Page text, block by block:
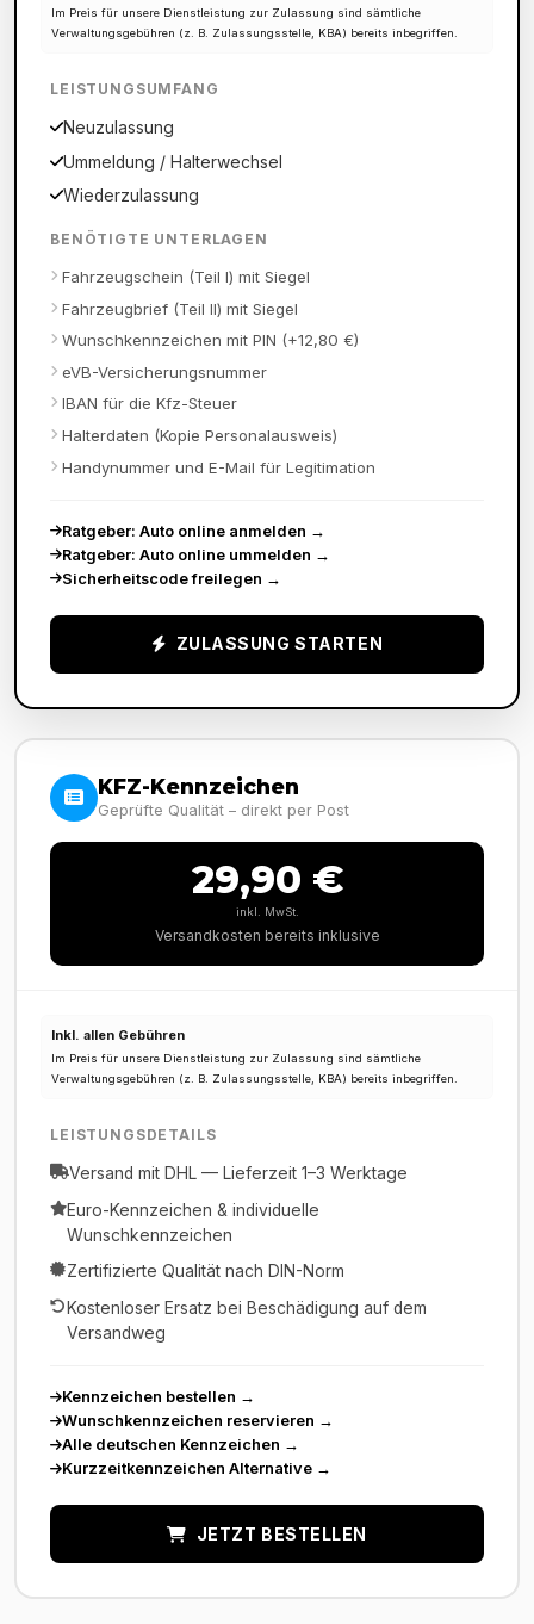
Im Preis für unsere Dienstleistung zur Zulassung sind sämtliche
Verwaltungsgebühren (z. B. Zulassungsstelle, KBA) bereits inbegriffen.
LEISTUNGSUMFANG
Neuzulassung
Ummeldung / Halterwechsel
Wiederzulassung
BENÖTIGTE UNTERLAGEN
Fahrzeugschein (Teil I) mit Siegel
Fahrzeugbrief (Teil II) mit Siegel
Wunschkennzeichen mit PIN (+12,80 €)
eVB-Versicherungsnummer
IBAN für die Kfz-Steuer
Halterdaten (Kopie Personalausweis)
Handynummer und E-Mail für Legitimation
Ratgeber: Auto online anmelden →
Ratgeber: Auto online ummelden →
Sicherheitscode freilegen →
ZULASSUNG STARTEN
KFZ-Kennzeichen
Geprüfte Qualität – direkt per Post
29,90 €
inkl. MwSt.
Versandkosten bereits inklusive
Inkl. allen Gebühren
Im Preis für unsere Dienstleistung zur Zulassung sind sämtliche
Verwaltungsgebühren (z. B. Zulassungsstelle, KBA) bereits inbegriffen.
LEISTUNGSDETAILS
Versand mit DHL — Lieferzeit 1–3 Werktage
Euro-Kennzeichen & individuelle
Wunschkennzeichen
Zertifizierte Qualität nach DIN-Norm
Kostenloser Ersatz bei Beschädigung auf dem
Versandweg
Kennzeichen bestellen →
Wunschkennzeichen reservieren →
Alle deutschen Kennzeichen →
Kurzzeitkennzeichen Alternative →
JETZT BESTELLEN